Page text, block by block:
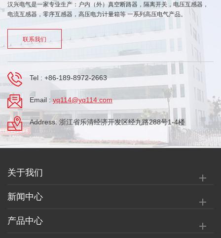
汉兴电气是一家专业生产：户内（外）真空断路器，隔离开关，电压互感器，
电流互感器，零序互感器，高压电力计量箱等 一系列高压电气产品。
联系我们
Tel : +86-189-8972-2663
Email : yq114@yq114.com
Address: 浙江省乐清经济开发区经九路288号1-4楼
关于我们
新闻中心
产品中心